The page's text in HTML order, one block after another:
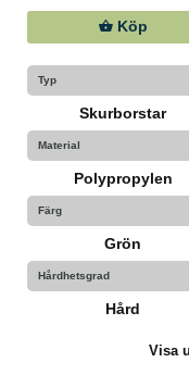
Köp
Typ
Skurborstar
Material
Polypropylen
Färg
Grön
Hårdhetsgrad
Hård
Visa